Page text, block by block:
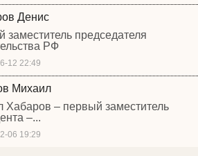
Денис
заместитель председателя
РФ
12 22:49
Михаил
Хабаров – первый заместитель
–...
06 19:29